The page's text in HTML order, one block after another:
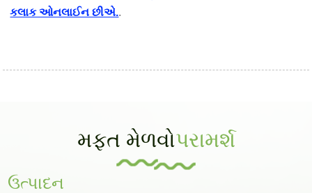
કલાક ઓનલાઈન છીએ..
મફત મેળવોપરામર્શ
ઉત્પાદન